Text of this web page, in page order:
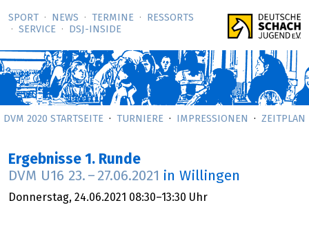
SPORT NEWS TERMINE
RESSORTS
SERVICE
DSJ-­INSIDE
DVM 2020 STARTSEITE TURNIERE IMPRESSIONEN ZEITPLAN
Ergebnisse 1. Runde
DVM U16 23. – 27.06.2021 in Willingen
Donnerstag, 24.06.2021 08:30–13:30 Uhr